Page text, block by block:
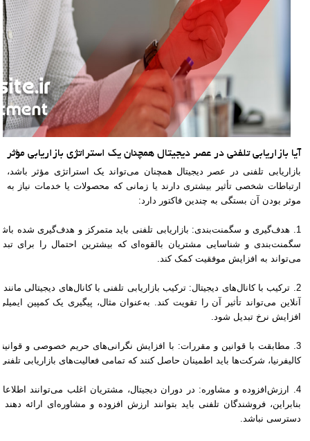
آیا بازاریابی تلفنی در عصر دیجیتال همچنان یک استراتژی بازاریابی
بازاریابی تلفنی در عصر دیجیتال همچنان می‌تواند یک استراتژی مؤثر
ارتباطات شخصی تأثیر بیشتری دارند یا زمانی که محصولات یا خدمات نیاز به
موثر بودن آن بستگی به چندین فاکتور دارد:
1. هدف‌گیری و سگمنت‌بندی: بازاریابی تلفنی باید متمرکز و هدف‌گیری شده
سگمنت‌بندی و شناسایی مشتریان بالقوه‌ای که بیشترین احتمال را برای
می‌تواند به افزایش موفقیت کمک کند.
2. ترکیب با کانال‌های دیجیتال: ترکیب بازاریابی تلفنی با کانال‌های دیجیتالی
آنلاین می‌تواند تأثیر آن را تقویت کند. به‌عنوان مثال، پیگیری یک کمپین
افزایش نرخ تبدیل شود.
کالیفرنیا، شرکت‌ها باید اطمینان حاصل کنند که تمامی فعالیت‌های بازاریابی
4. ارزش‌افزوده و مشاوره: در دوران دیجیتال، مشتریان اغلب می‌توانند
بنابراین، فروشندگان تلفنی باید بتوانند ارزش افزوده و مشاوره‌ای ارائه
دسترسی نباشد.